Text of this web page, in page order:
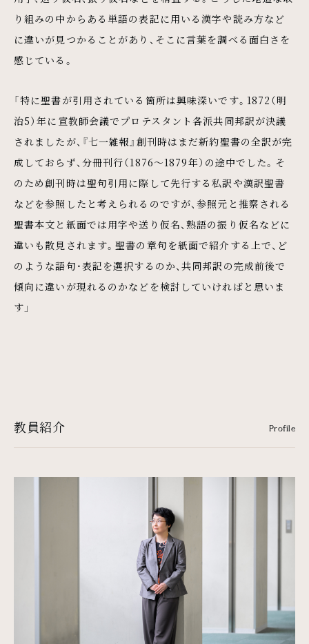
り組みの中からある単語の表記に用いる漢字や読み方など
に違いが見つかることがあり、そこに言葉を調べる面白さを
感じている。
「特に聖書が引用されている箇所は興味深いです。1872（明
治5）年に宣教師会議でプロテスタント各派共同邦訳が決議
されましたが、『七一雑報』創刊時はまだ新約聖書の全訳が完
成しておらず、分冊刊行（1876〜1879年）の途中でした。そ
のため創刊時は聖句引用に際して先行する私訳や漢訳聖書
などを参照したと考えられるのですが、参照元と推察される
聖書本文と紙面では用字や送り仮名、熟語の振り仮名などに
違いも散見されます。聖書の章句を紙面で紹介する上で、ど
のような語句・表記を選択するのか、共同邦訳の完成前後で
傾向に違いが現れるのかなどを検討していければと思いま
す」
教員紹介 Profile